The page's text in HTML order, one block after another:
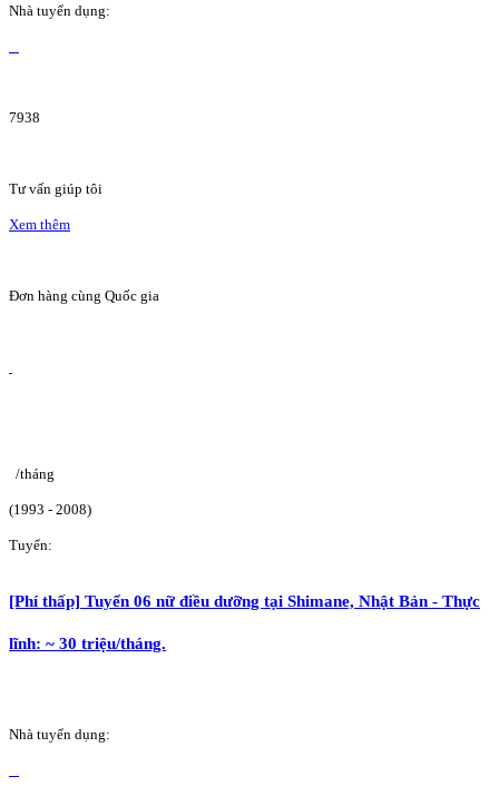
Nhà tuyển dụng:
7938
Tư vấn giúp tôi
Xem thêm
Đơn hàng cùng Quốc gia
/tháng
(1993 - 2008)
Tuyển:
[Phí thấp] Tuyển 06 nữ điều dưỡng tại Shimane, Nhật Bản - Thực
lĩnh: ~ 30 triệu/tháng.
Nhà tuyển dụng: